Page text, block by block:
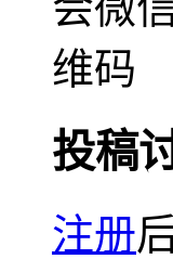
投稿
注册